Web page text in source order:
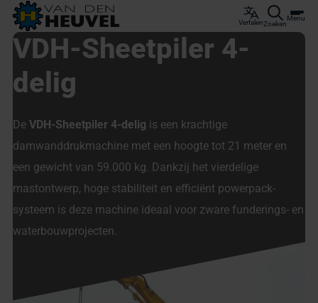
VertalenZoeken
Menu
VDH-Sheetpiler 4-
delig
De VDH-Sheetpiler 4-delig is een krachtige
damwanddrukmachine met een hoogte tot 21 meter en
een gewicht van 59.000 kg. Dankzij het vierdelige
mastontwerp, hoge stabiliteit en efficiënt powerpack-
systeem is deze machine ideaal voor zware funderings- en
waterbouwprojecten.